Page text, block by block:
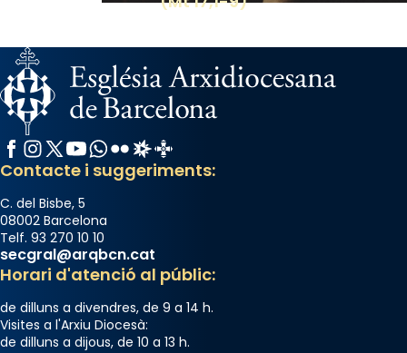
Facebook
Instagram
X / Twitter
YouTube
WhatsApp
FlickrRadio Estel
Catalunya Cristiana
Contacte i suggeriments:
C. del Bisbe, 5
08002 Barcelona
Telf. 93 270 10 10
secgral@arqbcn.cat
Horari d'atenció al públic:
de dilluns a divendres, de 9 a 14 h.
Visites a l'Arxiu Diocesà:
de dilluns a dijous, de 10 a 13 h.